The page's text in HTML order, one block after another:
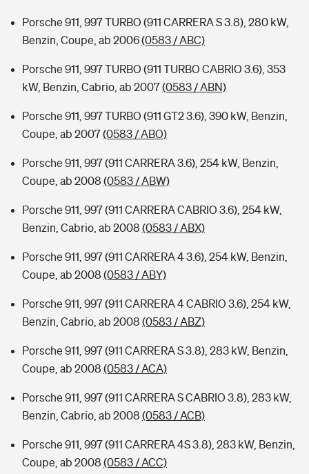
Porsche 911, 997 TURBO (911 CARRERA S 3.8), 280 kW,
Benzin, Coupe, ab 2006(0583 / ABC)
Porsche 911, 997 TURBO (911 TURBO CABRIO 3.6), 353
kW, Benzin, Cabrio, ab 2007(0583 / ABN)
Porsche 911, 997 TURBO (911 GT2 3.6), 390 kW, Benzin,
Coupe, ab 2007(0583 / ABO)
Porsche 911, 997 (911 CARRERA 3.6), 254 kW, Benzin,
Coupe, ab 2008 (0583 / ABW)
Porsche 911, 997 (911 CARRERA CABRIO 3.6), 254 kW,
Benzin, Cabrio, ab 2008 (0583 / ABX)
Porsche 911, 997 (911 CARRERA 4 3.6), 254 kW, Benzin,
Coupe, ab 2008 (0583 / ABY)
Porsche 911, 997 (911 CARRERA 4 CABRIO 3.6), 254 kW,
Benzin, Cabrio, ab 2008 (0583 / ABZ)
Porsche 911, 997 (911 CARRERA S 3.8), 283 kW, Benzin,
Coupe, ab 2008 (0583 / ACA)
Porsche 911, 997 (911 CARRERA S CABRIO 3.8), 283 kW,
Benzin, Cabrio, ab 2008 (0583 / ACB)
Porsche 911, 997 (911 CARRERA 4S 3.8), 283 kW, Benzin,
Coupe, ab 2008 (0583 / ACC)